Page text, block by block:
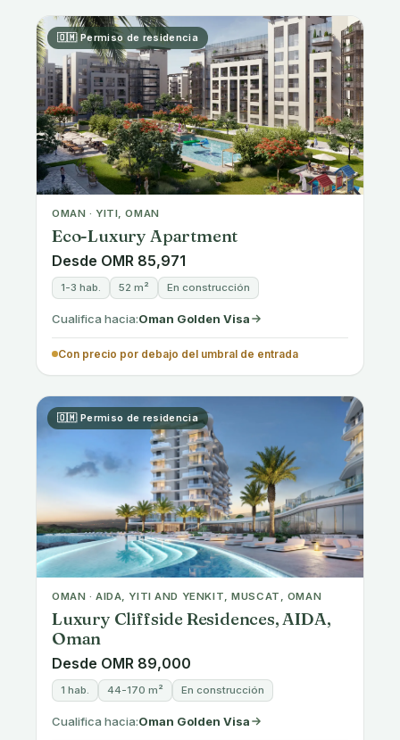
🇬🇷 Permiso de residencia
GREECE · KALLITHEA, ATHENS
Ready-to-Move-In Apartments in
Kallithea, Athens, Golden Visa
Eligible
Desde €250,000
1 hab. 33-45 m² Disponible
Cualifica hacia:Greece Golden Visa
Con precio en o por encima del umbral de entrada
🇬🇷 Permiso de residencia